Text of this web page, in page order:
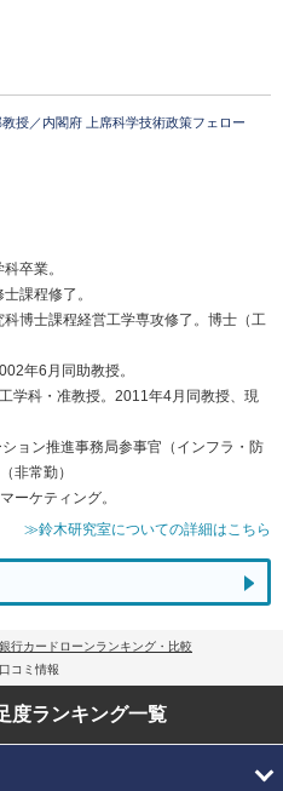
授／内閣府 上席科学技術政策フェロー
卒業。
課程修了。
博士課程経営工学専攻修了。博士（工
年6月同助教授。
学科・准教授。2011年4月同教授、現
ョン推進事務局参事官（インフラ・防
非常勤）
ーケティング。
≫鈴木研究室についての詳細はこちら
行カードローンランキング・比較
コミ情報
度ランキング一覧